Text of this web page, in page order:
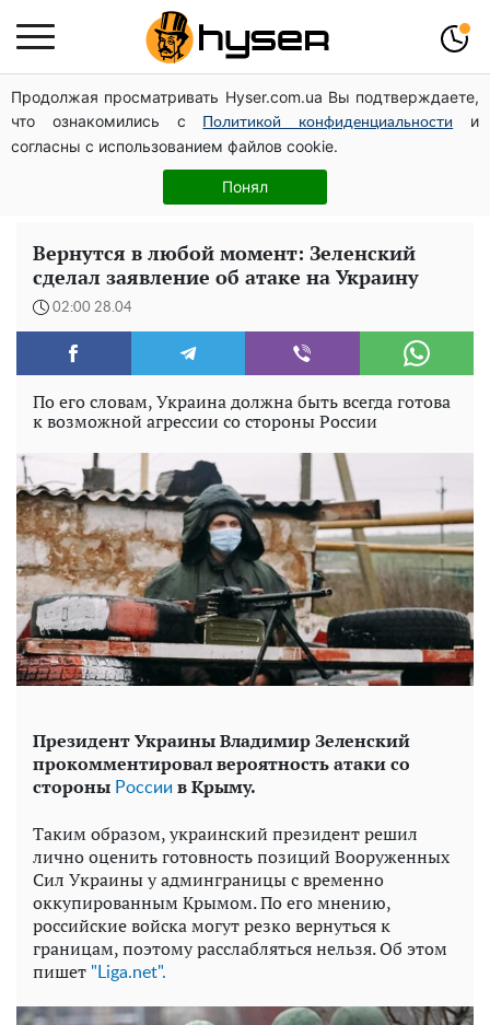
Продолжая просматривать Hyser.com.ua Вы подтверждаете,
что ознакомились с
Политикой конфиденциальности
и
согласны с использованием файлов cookie.
Понял
Дроны с наценкой: Александр Конотопский вывел
миллионы оборонного бюджета через фиктивную
фирму в Эстонии
Елена Тополя слив видео – это далеко не все:
фронтмен "Антитела" Тарас Тополя стал следующим
Вернутся в любой момент: Зеленский
сделал заявление об атаке на Украину
02:00 28.04
По его словам, Украина должна быть всегда готова
к возможной агрессии со стороны России
Президент Украины Владимир Зеленский
прокомментировал вероятность атаки со
стороны России в Крыму.
Таким образом, украинский президент решил
лично оценить готовность позиций Вооруженных
Сил Украины у админграницы с временно
оккупированным Крымом. По его мнению,
российские войска могут резко вернуться к
границам, поэтому расслабляться нельзя. Об этом
пишет "Liga.net".